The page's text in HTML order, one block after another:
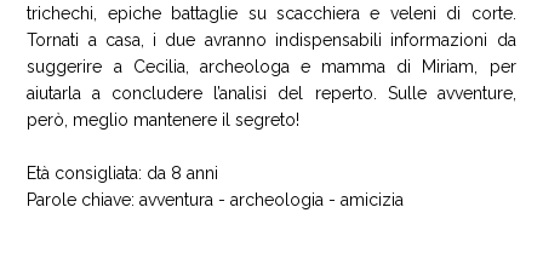
trichechi, epiche battaglie su scacchiera e veleni di corte.
Tornati a casa, i due avranno indispensabili informazioni da
suggerire a Cecilia, archeologa e mamma di Miriam, per
aiutarla a concludere l’analisi del reperto. Sulle avventure,
però, meglio mantenere il segreto!
Età consigliata: da 8 anni
Parole chiave: avventura - archeologia - amicizia